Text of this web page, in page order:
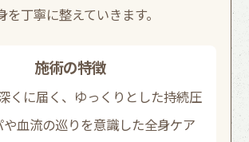
を丁寧に整えていきます。
施術の特徴
くに届く、ゆっくりとした持続圧
や血流の巡りを意識した全身ケア